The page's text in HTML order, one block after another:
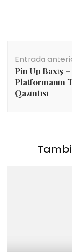
de
entradas
Entrada
Pin Up Baxış –
Platformanın
Qazıntısı